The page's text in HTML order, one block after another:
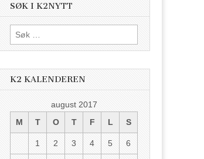
SØK I K2NYTT
Søk
etter:
K2 KALENDEREN
august 2017
M
T O T F L S
1 2 3 4 5 6